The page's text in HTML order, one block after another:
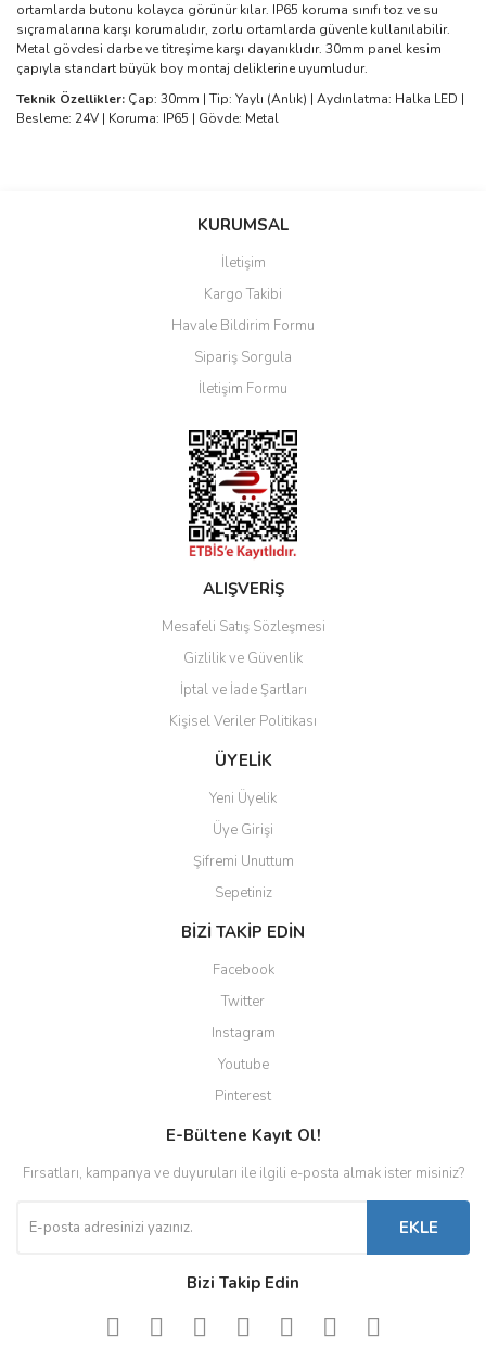
ortamlarda butonu kolayca görünür kılar. IP65 koruma sınıfı toz ve su
sıçramalarına karşı korumalıdır, zorlu ortamlarda güvenle kullanılabilir.
Metal gövdesi darbe ve titreşime karşı dayanıklıdır. 30mm panel kesim
çapıyla standart büyük boy montaj deliklerine uyumludur.
Teknik Özellikler: Çap: 30mm | Tip: Yaylı (Anlık) | Aydınlatma: Halka LED |
Besleme: 24V | Koruma: IP65 | Gövde: Metal
Bu ürüne ilk yorumu siz yapın!
Ürün resmi kalitesiz, bozuk veya görüntülenemiyor.
Ürün açıklamasında eksik bilgiler bulunuyor.
Ürün bilgilerinde hatalar bulunuyor.
Ürün fiyatı diğer sitelerden daha pahalı.
Gönder
KURUMSAL
İletişim
Kargo Takibi
Havale Bildirim Formu
Sipariş Sorgula
İletişim Formu
ALIŞVERİŞ
Mesafeli Satış Sözleşmesi
Gizlilik ve Güvenlik
İptal ve İade Şartları
Kişisel Veriler Politikası
ÜYELİK
Yeni Üyelik
Üye Girişi
Şifremi Unuttum
Sepetiniz
BİZİ TAKİP EDİN
Facebook
Twitter
Instagram
Youtube
Pinterest
E-Bültene Kayıt Ol!
Fırsatları, kampanya ve duyuruları ile ilgili e-posta almak ister misiniz?
EKLE
Bizi Takip Edin